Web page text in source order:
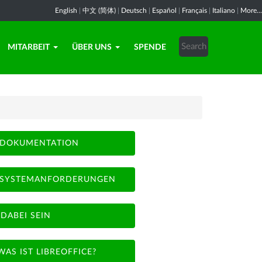
English 中文 (简体) Deutsch Español Français Italiano More...
MITARBEIT ÜBER UNS SPENDE
DOKUMENTATION
SYSTEMANFORDERUNGEN
DABEI SEIN
IST LIBREOFFICE?